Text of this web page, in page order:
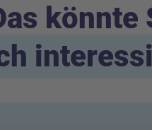
könnte